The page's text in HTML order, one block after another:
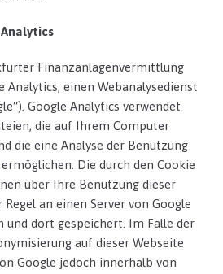
Finanzanlagenvermittlung
Analytics, einen Webanalysedienst
Google Analytics verwendet
die auf Ihrem Computer
die eine Analyse der Benutzung
Die durch den Cookie
über Ihre Benutzung dieser
an einen Server von Google
und dort gespeichert. Im Falle der
auf dieser Webseite
Google jedoch innerhalb von